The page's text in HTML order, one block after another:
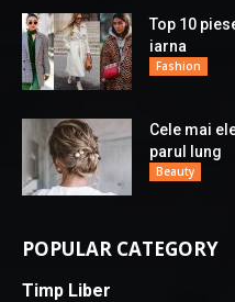
Top 10
iarna
Fashion
Cele mai
parul lung
Beauty
POPULAR CATEGORY
Timp Liber